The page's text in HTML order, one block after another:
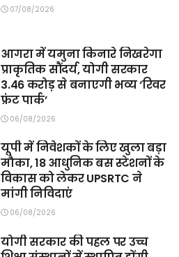
07/08/2026
आगरा में यमुना किनारे निखरेगा
प्राकृतिक सौंदर्य, योगी सरकार
3.46 करोड़ से बनाएगी भव्य ‘रिवर
फ्रंट पार्क’
06/08/2026
यूपी में निवेशकों के लिए खुला बड़ा
मौका, 18 आधुनिक बस स्टेशनों के
विकास को लेकर UPSRTC ने
मांगी निविदाएं
06/08/2026
योगी सरकार की पहल पर उच्च